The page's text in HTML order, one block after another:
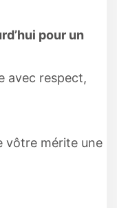
pour un
avec respect,
vôtre mérite une